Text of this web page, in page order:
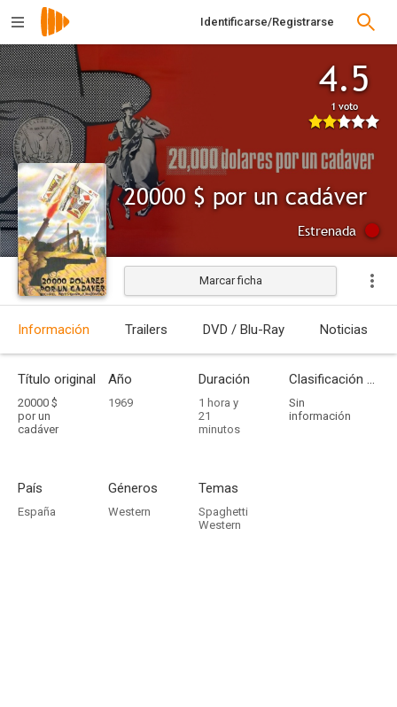
Identificarse/Registrarse
4.5
1 voto
20000 $ por un cadáver
Estrenada
Marcar ficha
Información Trailers DVD / Blu-Ray Noticias
Título original
20000 $
por un
cadáver
Año
1969
Duración
1 hora y
21
minutos
Clasificación por edades
Sin
información
País
España
Géneros
Western
Temas
Spaghetti
Western